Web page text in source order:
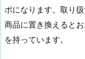
ボになります。取り
商品に置き換えると
を持っています。